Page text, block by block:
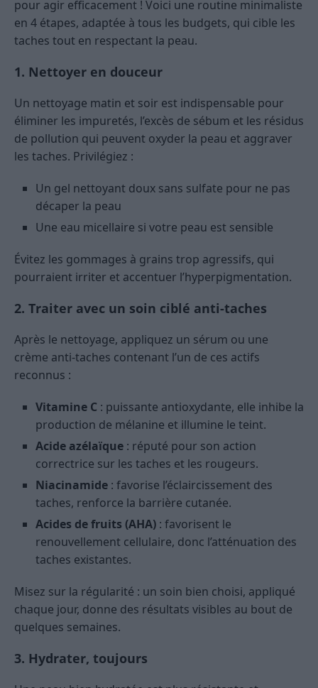
pour agir efficacement ! Voici une routine minimaliste
en 4 étapes, adaptée à tous les budgets, qui cible les
taches tout en respectant la peau.
1. Nettoyer en douceur
Un nettoyage matin et soir est indispensable pour
éliminer les impuretés, l’excès de sébum et les résidus
de pollution qui peuvent oxyder la peau et aggraver
les taches. Privilégiez :
Un gel nettoyant doux sans sulfate pour ne pas
décaper la peau
Une eau micellaire si votre peau est sensible
Évitez les gommages à grains trop agressifs, qui
pourraient irriter et accentuer l’hyperpigmentation.
2. Traiter avec un soin ciblé anti-taches
Après le nettoyage, appliquez un sérum ou une
crème anti-taches contenant l’un de ces actifs
reconnus :
Vitamine C : puissante antioxydante, elle inhibe la
production de mélanine et illumine le teint.
Acide azélaïque : réputé pour son action
correctrice sur les taches et les rougeurs.
Niacinamide : favorise l’éclaircissement des
taches, renforce la barrière cutanée.
Acides de fruits (AHA) : favorisent le
renouvellement cellulaire, donc l’atténuation des
taches existantes.
Misez sur la régularité : un soin bien choisi, appliqué
chaque jour, donne des résultats visibles au bout de
quelques semaines.
3. Hydrater, toujours